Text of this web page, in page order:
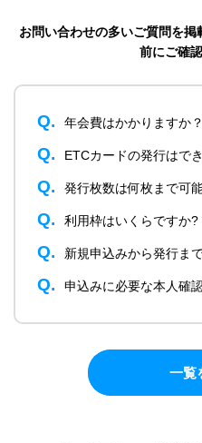
お問い合わせの多いご質問を
前にご確
年会費はかかりますか？
ETCカードの発行はで
発行枚数は何枚まで可
利用枠はいくらですか?
新規申込みから発行ま
申込みに必要な本人確
一覧